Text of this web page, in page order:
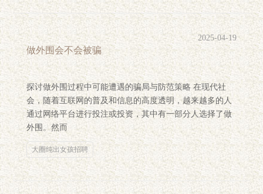
做外围会不会被骗
2025-04-19
探讨做外围过程中可能遭遇的骗局与防范策略 在现代社
会，随着互联网的普及和信息的高度透明，越来越多的人
通过网络平台进行投注或投资，其中有一部分人选择了做
外围。然而
大圈纯出女孩招聘